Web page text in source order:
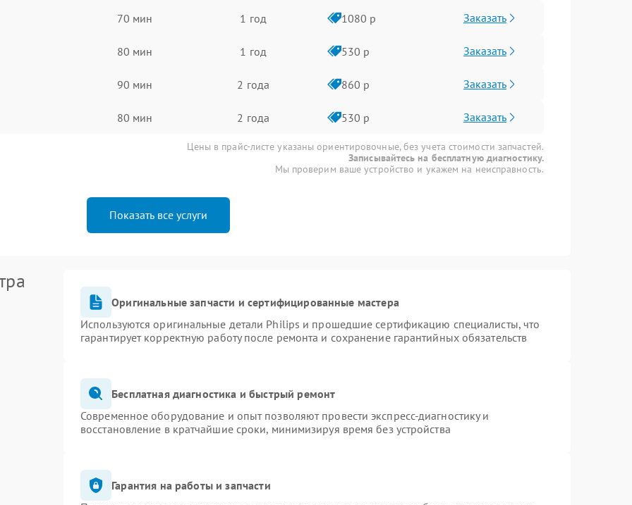
70 мин 1 год 1080 р Заказать
80 мин 1 год 530 р Заказать
90 мин 2 года 860 р Заказать
80 мин 2 года 530 р Заказать
Цены в прайс-листе указаны ориентировочные, без учета стоимости запчастей.
Записывайтесь на бесплатную диагностику.
Мы проверим ваше устройство и укажем на неисправность.
Показать все услуги
Оригинальные запчасти и сертифицированные мастера
Используются оригинальные детали Philips и прошедшие сертификацию специалисты, что
гарантирует корректную работу после ремонта и сохранение гарантийных обязательств
Бесплатная диагностика и быстрый ремонт
Современное оборудование и опыт позволяют провести экспресс-диагностику и
восстановление в кратчайшие сроки, минимизируя время без устройства
Гарантия на работы и запчасти